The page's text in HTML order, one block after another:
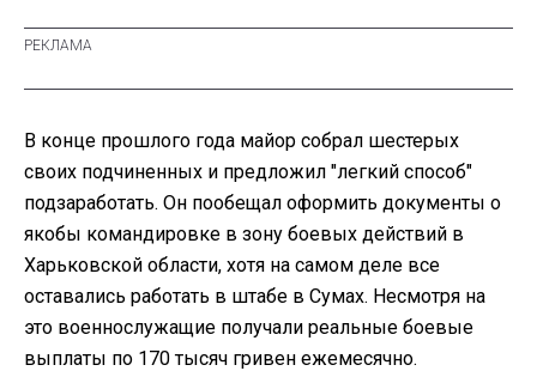
В конце прошлого года майор собрал шестерых
своих подчиненных и предложил "легкий способ"
подзаработать. Он пообещал оформить документы о
якобы командировке в зону боевых действий в
Харьковской области, хотя на самом деле все
оставались работать в штабе в Сумах. Несмотря на
это военнослужащие получали реальные боевые
выплаты по 170 тысяч гривен ежемесячно.